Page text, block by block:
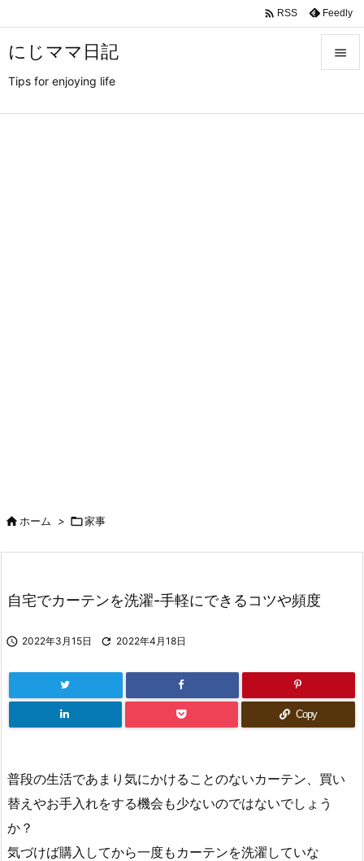
にじママ日記
Tips for enjoying life

 RSS Feedly
ホーム > 家事
自宅でカーテンを洗濯-手軽にできるコツや頻度
 2022年3月15日  2022年4月18日
Copy
普段の生活であまり気にかけることのないカーテン、買い
替えやお手入れをする機会も少ないのではないでしょう
か？
気づけば購入してから一度もカーテンを洗濯していな